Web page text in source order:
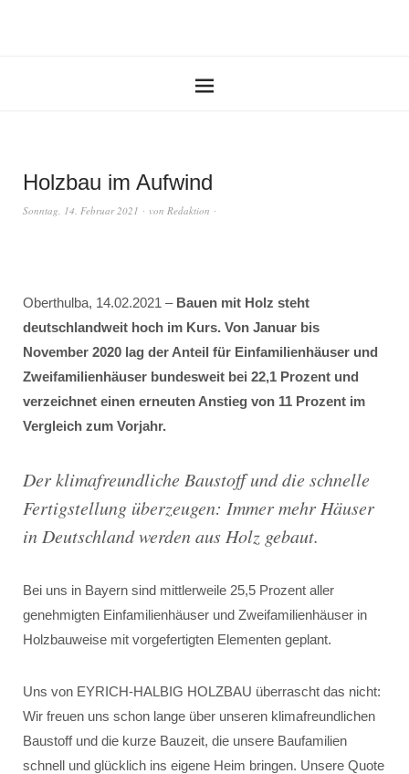
Holzbau im Aufwind
Sonntag, 14. Februar 2021 von Redaktion
Oberthulba, 14.02.2021 – Bauen mit Holz steht
deutschlandweit hoch im Kurs. Von Januar bis
November 2020 lag der Anteil für Einfamilienhäuser und
Zweifamilienhäuser bundesweit bei 22,1 Prozent und
verzeichnet einen erneuten Anstieg von 11 Prozent im
Vergleich zum Vorjahr.
Der klimafreundliche Baustoff und die schnelle
Fertigstellung überzeugen: Immer mehr Häuser
in Deutschland werden aus Holz gebaut.
Bei uns in Bayern sind mittlerweile 25,5 Prozent aller
genehmigten Einfamilienhäuser und Zweifamilienhäuser in
Holzbauweise mit vorgefertigten Elementen geplant.
Uns von EYRICH-HALBIG HOLZBAU überrascht das nicht:
Wir freuen uns schon lange über unseren klimafreundlichen
Baustoff und die kurze Bauzeit, die unsere Baufamilien
schnell und glücklich ins eigene Heim bringen. Unsere Quote